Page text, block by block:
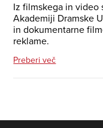
Iz filmskega in video
Akademiji Dramske
in dokumentarne
reklame.
Preberi več